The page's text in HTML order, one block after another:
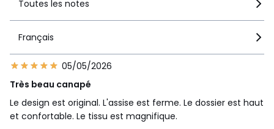
Toutes les notes
Français
05/05/2026
Très beau canapé
Le design est original. L'assise est ferme. Le dossier est haut
et confortable. Le tissu est magnifique.